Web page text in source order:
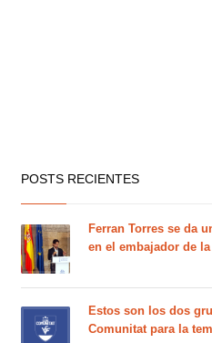
POSTS RECIENTES
Ferran Torres se da
en el embajador de
Estos son los dos
Comunitat para la